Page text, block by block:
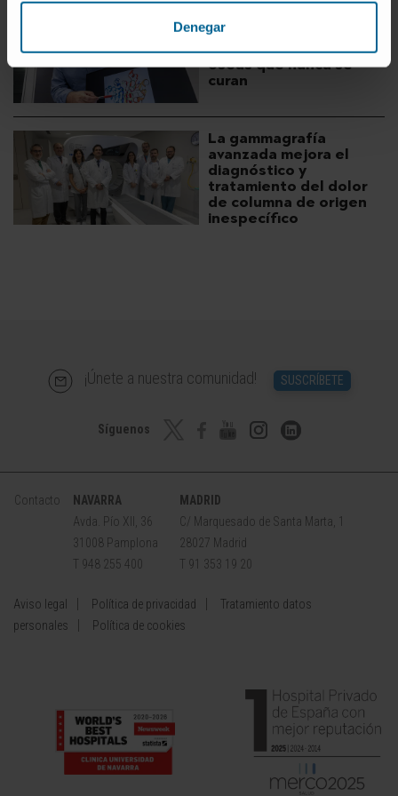
Denegarproteína APEX1 explica
por qué hay fracturas
óseas que nunca se
curan
La gammagrafía
avanzada mejora el
diagnóstico y
tratamiento del dolor
de columna de origen
inespecífico
¡Únete a nuestra comunidad! SUSCRÍBETE
Síguenos
Contacto
NAVARRA
Avda. Pío XII, 36
31008 Pamplona
T 948 255 400
MADRID
C/ Marquesado de Santa Marta, 1
28027 Madrid
T 91 353 19 20
Aviso legal Política de privacidad
Tratamiento datos
personales
Política de cookies